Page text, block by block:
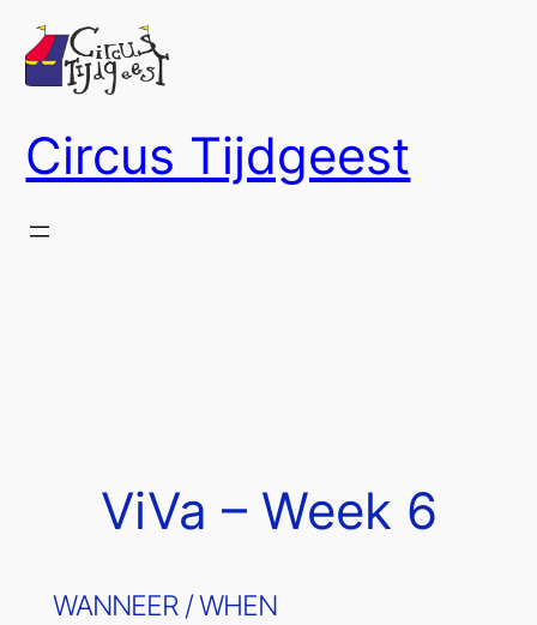
naar
de
Circus Tijdgeest
ViVa – Week 6
WANNEER / WHEN